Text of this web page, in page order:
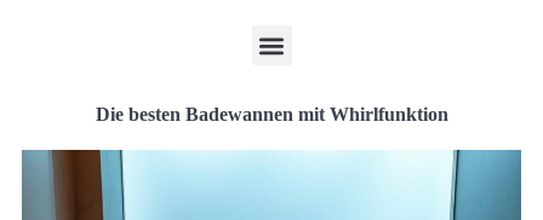
Die besten Badewannen mit Whirlfunktion